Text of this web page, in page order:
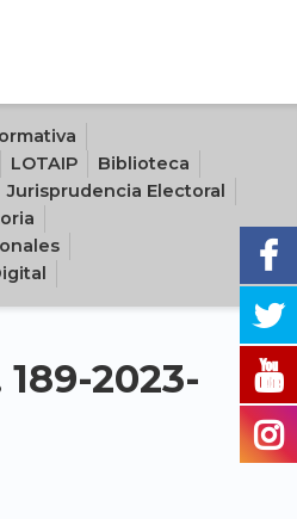
LOTAIP
Biblioteca
Jurisprudencia Electoral
2023-